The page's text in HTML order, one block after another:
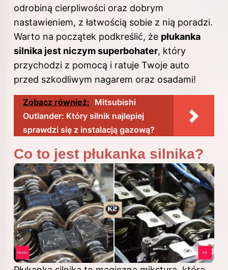
odrobiną cierpliwości oraz dobrym
nastawieniem, z łatwością sobie z nią poradzi.
Warto na początek podkreślić, że płukanka
silnika jest niczym superbohater, który
przychodzi z pomocą i ratuje Twoje auto
przed szkodliwym nagarem oraz osadami!
Zobacz również: Mitsubishi
Outlander: Który silnik najlepiej
sprawdzi się z instalacją gazową?
Co to jest płukanka silnika?